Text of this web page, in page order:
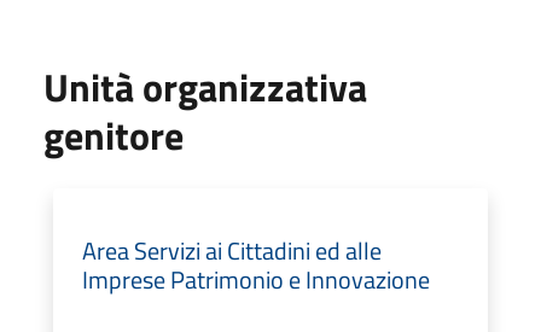
Unità organizzativa
genitore
Area Servizi ai Cittadini ed alle
Imprese Patrimonio e Innovazione